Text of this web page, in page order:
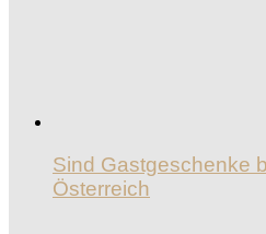
Sind Gastgeschenke
Österreich